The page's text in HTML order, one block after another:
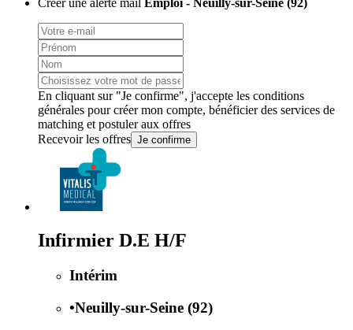
Créer une alerte mail Emploi - Neuilly-sur-Seine (92)
En cliquant sur "Je confirme", j'accepte les conditions
générales pour créer mon compte, bénéficier des services de
matching et postuler aux offres
Recevoir les offres Je confirme
Infirmier D.E H/F
Intérim
•Neuilly-sur-Seine (92)